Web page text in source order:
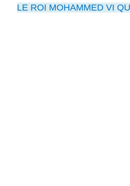
LE ROI MOHAMMED VI